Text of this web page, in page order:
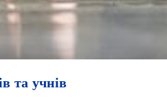
та учнів